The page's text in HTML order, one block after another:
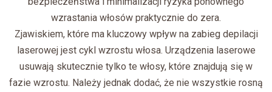
wzrastania włosów praktycznie do zera.
Zjawiskiem, które ma kluczowy wpływ na zabieg depilacji
laserowej jest cykl wzrostu włosa. Urządzenia laserowe
usuwają skutecznie tylko te włosy, które znajdują się w
fazie wzrostu. Należy jednak dodać, że nie wszystkie rosną